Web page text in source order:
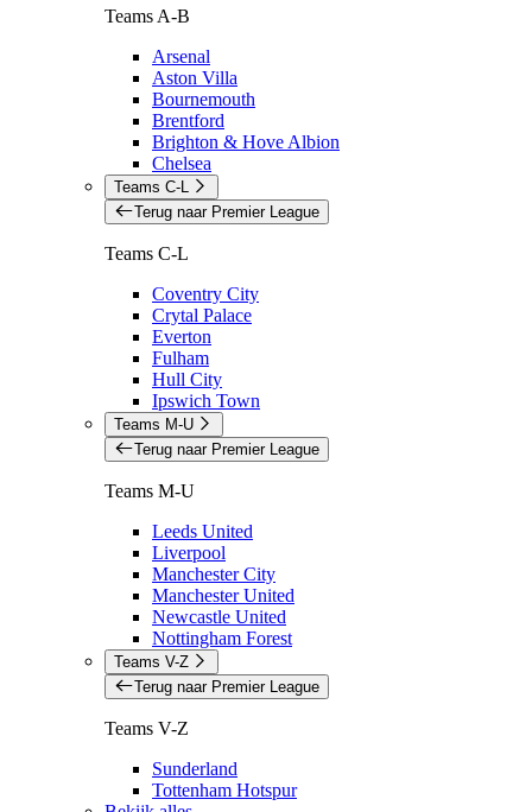
Teams A-B
Arsenal
Aston Villa
Bournemouth
Brentford
Brighton & Hove Albion
Chelsea
Teams C-L
Terug naar Premier League
Teams C-L
Coventry City
Crytal Palace
Everton
Fulham
Hull City
Ipswich Town
Teams M-U
Terug naar Premier League
Teams M-U
Leeds United
Liverpool
Manchester City
Manchester United
Newcastle United
Nottingham Forest
Teams V-Z
Terug naar Premier League
Teams V-Z
Sunderland
Tottenham Hotspur